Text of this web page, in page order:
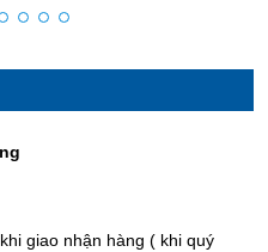
giao nhận hàng ( khi quý